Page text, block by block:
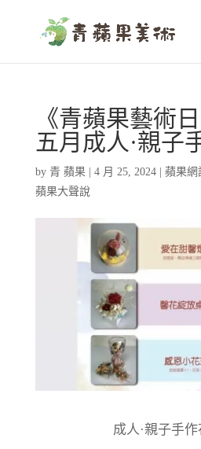
《青蘋果藝術
五月成人·親子
by 青 蘋果 4 月 25, 2024| 蘋果網
蘋果大聲說
成人·親子手